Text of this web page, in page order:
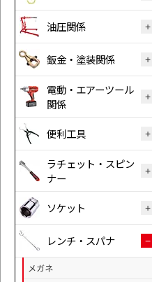
油圧関係
鈑金・塗装関係
電動・エアーツール
関係
便利工具
ラチェット・スピン
ナー
ソケット
レンチ・スパナ
メガネ